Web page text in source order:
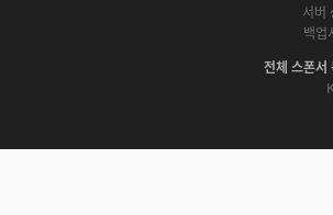
서버
백업
전체 스폰서